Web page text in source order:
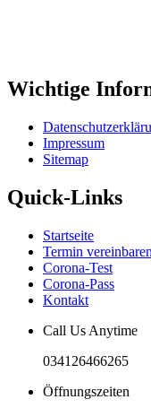
Wichtige
Impressum
Sitemap
Quick-Links
Startseite
Termin vereinbaren
Corona-Test
Corona-Pass
Kontakt
Call Us Anytime
034126466265
Öffnungszeiten